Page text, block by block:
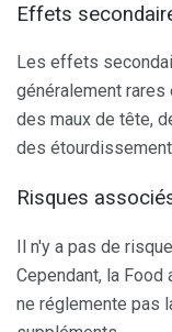
Effets
Les effets
généralement
des maux de tête,
des
Risques
Il n'y a pas de
Cependant, la
ne réglemente pas